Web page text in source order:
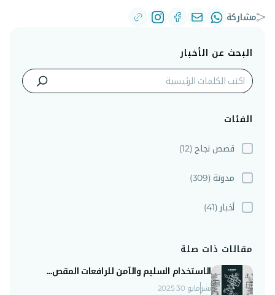
مشاركة
البحث عن الأخبار
الفئات
قصص نجاح (12)
مدونة (309)
أخبار (41)
مقالات ذات صلة
الاستخدام السليم والآمن للرافعات المقص...
نُشر مايو 30 2025